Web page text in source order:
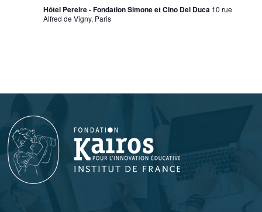
Hôtel Pereire - Fondation Simone et Cino Del Duca 10 rue
Alfred de Vigny, Paris